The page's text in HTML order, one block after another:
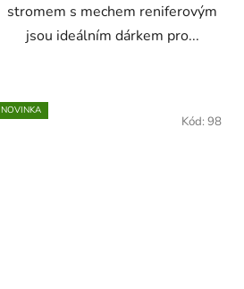
stromem s mechem reniferovým
jsou ideálním dárkem pro...
NOVINKA
Kód: 98